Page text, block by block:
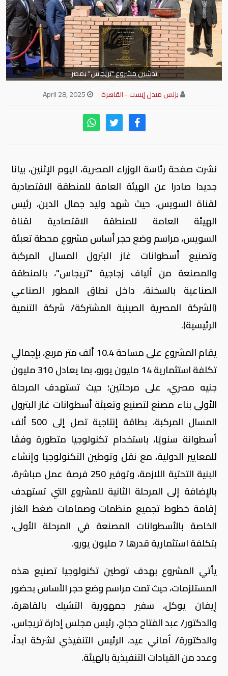
تدشين مشروع "تريجاس" بمصر
بزنس ميدل إيست - القاهرة
نشرت صفحة رئاسة الوزراء المصرية، اليوم الإثنين، بيانا
جديدا صادرا عن الهيئة العامة للمنطقة الاقتصادية
لقناة السويس، حيث شهد وليد جمال الدين، رئيس
الهيئة العامة للمنطقة الاقتصادية لقناة
السويس، مراسم وضع حجر أساس مشروع محطة تعبئة
وتصنيع أسطوانات غاز البترول المسال المركبة
والمصنعة من ألياف زجاجية "تريجاس"، بالمنطقة
الصناعية بالسخنة، داخل نطاق المطور الصناعي
(الشركة المصرية الصينية المشتركة/ شركة التنمية
الرئيسية).
يقام المشروع على مساحة 10.4 ألف متر مربع، بإجمالي
تكلفة استثمارية 14 مليون يورو، بما يعادل 310 مليون
جنيه مصري، على مرحلتين؛ حيث تستهدف المرحلة
الأولى بناء مصنع لتصنيع وتعبئة أسطوانات غاز البترول
المسال المركبة، بطاقة إنتاجية تصل إلى 500 ألف
أسطوانة سنويًا، باستخدام تكنولوجيا متطورة وفقًا
للمعايير الدولية، مع نقل وتوطين التكنولوجيا وإنشاء
البنية التحتية اللازمة، وتوفير 250 فرصة عمل مباشرة،
بالإضافة إلى المرحلة الثانية للمشروع التي تستهدف
إقامة خطوط تجميع منظمات وصمامات ضغط الغاز
الخاصة بالأسطوانات المصنعة في المرحلة الأولى،
بتكلفة استثمارية قدرها 7 مليون يورو.
يأتي المشروع بهدف توطين تكنولوجيا تصنيع هذه
المستلزمات، حيث تمت مراسم وضع حجر الأساس بحضور
إيفان يوكل، سفير جمهورية التشيك بالقاهرة،
والدكتور/ عبد الفتاح حجاج، رئيس مجلس إدارة تريجاس،
والدكتورة/ أماني عيد، الرئيس التنفيذي لشركة ابدأ،
وعدد من القيادات التنفيذية بالهيئة.